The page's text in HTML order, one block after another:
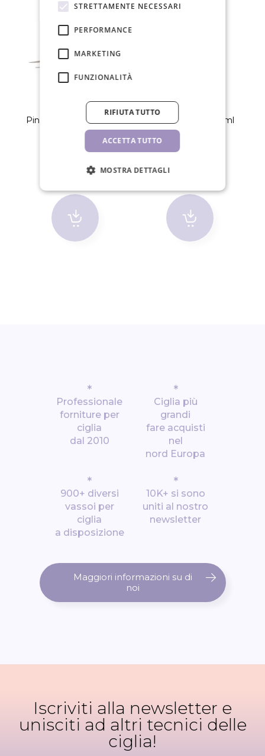
Pinzette Vetus, MSA-18
11,30 €
Pretrattamento 10ml
7,70 €
*
Professionale
forniture per
ciglia
dal 2010
*
Ciglia più
grandi
fare acquisti
nel
nord Europa
*
900+ diversi
vassoi per
ciglia
a disposizione
*
10K+ si sono
uniti al nostro
newsletter
Maggiori informazioni su di
noi
Iscriviti alla newsletter e
unisciti ad altri tecnici delle
ciglia!
STRETTAMENTE NECESSARI
PERFORMANCE
MARKETING
FUNZIONALITÀ
ACCETTA TUTTO
RIFIUTA TUTTO
MOSTRA DETTAGLI